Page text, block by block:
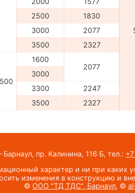
2500
1830
3000 2077
3500 2327
1600
2077
3000
3300
2247
3500 2327
пр. Калинина, 116 Б, тел.:
характер и ни при каких
изменения в конструкцию и
© ООО "ТД ТДС", Барнаул, ©